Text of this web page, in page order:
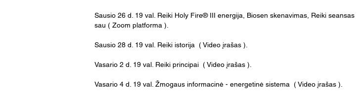
Sausio 26 d. 19 val. Reiki Holy Fire® III energija, Biosen skenavimas, Reiki seansas
sau ( Zoom platforma ).
Sausio 28 d. 19 val. Reiki istorija ( Video įrašas ).
Vasario 2 d. 19 val. Reiki principai ( Video įrašas ).
Vasario 4 d. 19 val. Žmogaus informacinė - energetinė sistema​ ( Video įrašas ).